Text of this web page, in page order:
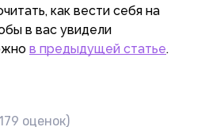
как вести себя на
в вас увидели
в предыдущей статье.
оценок)